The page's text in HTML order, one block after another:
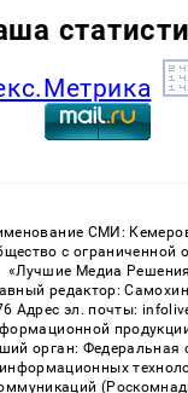
СМИ:
с ограниченной
«Лучшие Медиа
редактор:
Адрес эл. почты:
орган: Федеральная